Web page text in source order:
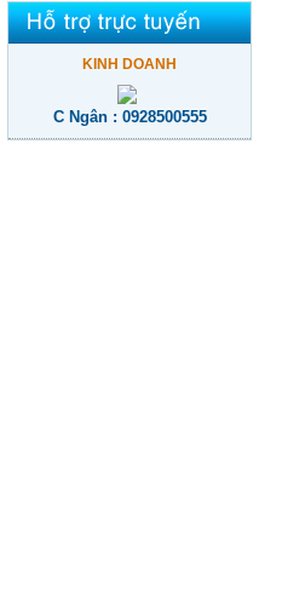
KINH DOANH
C Ngân : 0928500555